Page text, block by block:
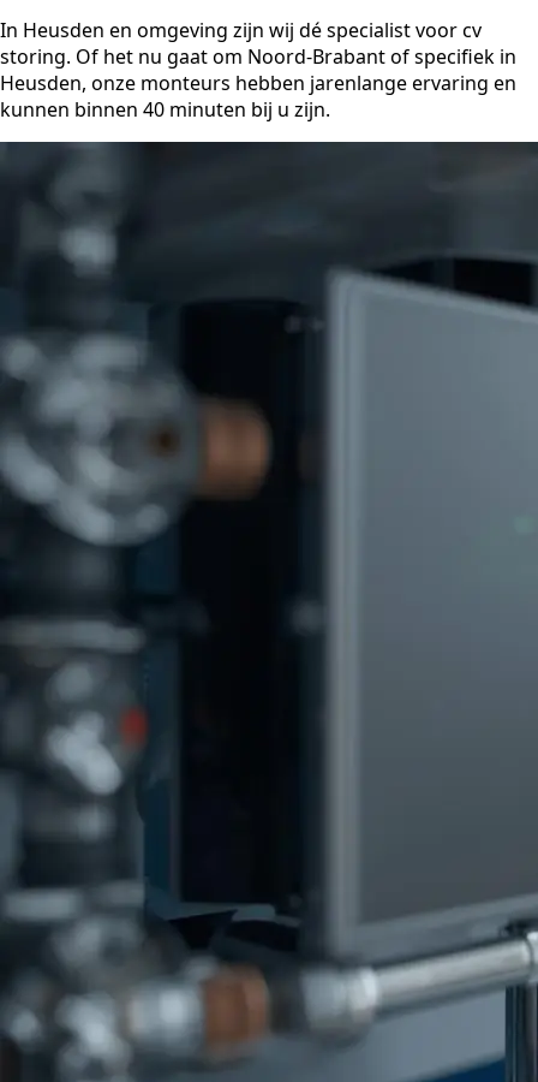
In Heusden en omgeving zijn wij dé specialist voor cv
storing. Of het nu gaat om Noord-Brabant of specifiek in
Heusden, onze monteurs hebben jarenlange ervaring en
kunnen binnen 40 minuten bij u zijn.